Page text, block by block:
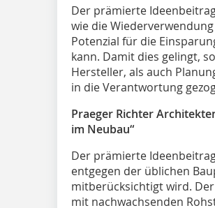
Der prämierte
wie die
Potenzial für die
kann. Damit dies gelingt,
Hersteller, als auch
in die Verantwortung
Praeger Richter
im Neubau“
Der prämierte
entgegen der üblichen
mitberücksichtigt wird.
mit nachwachsenden